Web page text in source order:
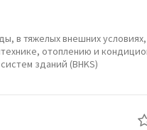
в тяжелых внешних
отоплению и
зданий (BHKS)